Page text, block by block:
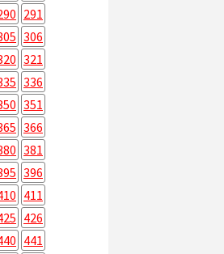
291
306
321
336
351
366
381
396
411
426
441